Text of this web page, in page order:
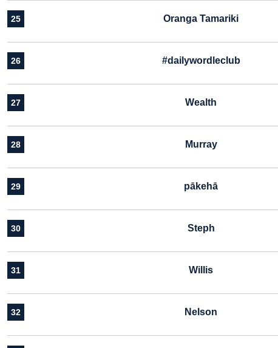
25 Oranga Tamariki
26 #dailywordleclub
27 Wealth
28 Murray
29 pākehā
30 Steph
31 Willis
32 Nelson